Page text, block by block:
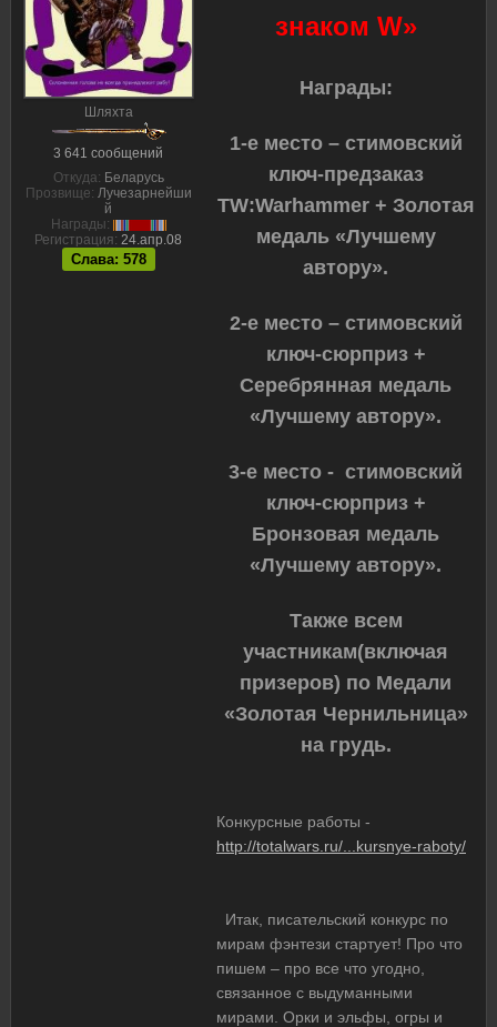
Шляхта
3 641 сообщений
Откуда: Беларусь
Прозвище: Лучезарнейши
й
Награды:
Регистрация: 24.апр.08
Слава: 578
знаком W»
Награды:
1-е место – стимовский
ключ-предзаказ
TW:Warhammer + Золотая
медаль «Лучшему
автору».
2-е место – стимовский
ключ-сюрприз +
Серебрянная медаль
«Лучшему автору».
3-е место - стимовский
ключ-сюрприз +
Бронзовая медаль
«Лучшему автору».
Также всем
участникам(включая
призеров) по Медали
«Золотая Чернильница»
на грудь.
Конкурсные работы -
http://totalwars.ru/...kursnye-raboty/
Итак, писательский конкурс по
мирам фэнтези стартует! Про что
пишем – про все что угодно,
связанное с выдуманными
мирами. Орки и эльфы, огры и